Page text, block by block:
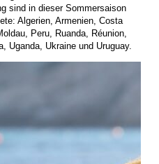
sind in dieser Sommersaison
Algerien, Armenien, Costa
Peru, Ruanda, Réunion,
Uganda, Ukraine und Uruguay.